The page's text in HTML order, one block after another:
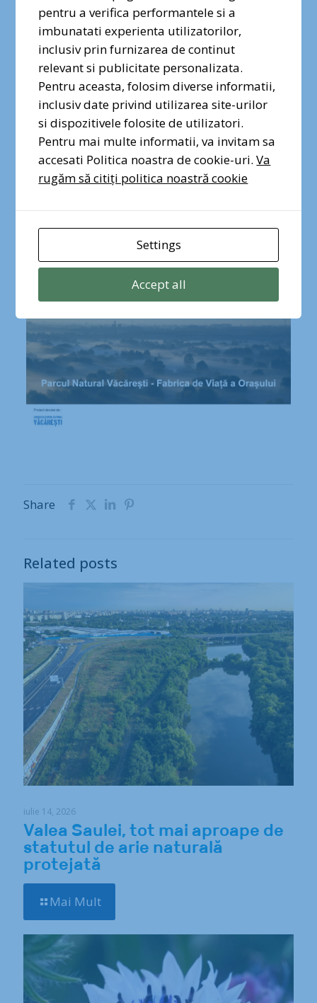
Norvegia, prin Granturile SEE 2014-2021.
Conținutul acestei pagini nu reprezintă în mod
necesar poziția oficială a Granturilor SEE și
Norvegiene 2014-2021. Pentru mai multe
informații, accesațiwww.eeagrants.org.
Lucrăm împreună pentru o Europă verde,
competitivă și incluzivă!
#haide
#ActiveCitizensFund
#Romania
#activecitizens#EEANorwayGrants
#BiodiversitateUrbana
#ParculNaturalVacaresti
#FabricaDeViataAOrasului
Share
Related posts
iulie 14, 2026
Valea Saulei, tot mai aproape de
statutul de arie naturală
protejată
Mai Mult
Dragi prieteni ai naturii urbane,
vocea voastră contează. Semnați
și distribuiți petiția pentru
protecția Pădurii Băneasa!
Semnez pentru Pădurea
Băneasa
pentru a verifica performantele si a
imbunatati experienta utilizatorilor,
inclusiv prin furnizarea de continut
relevant si publicitate personalizata.
Pentru aceasta, folosim diverse informatii,
inclusiv date privind utilizarea site-urilor
si dispozitivele folosite de utilizatori.
Pentru mai multe informatii, va invitam sa
accesati Politica noastra de cookie-uri.Va
rugăm să citiți politica noastră cookie
Settings
Accept all